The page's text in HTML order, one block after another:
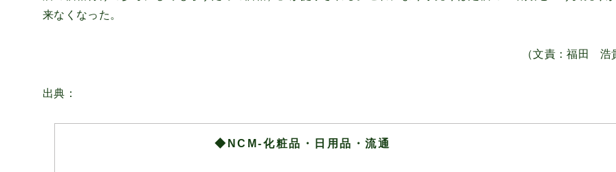
来なくなった。
（文責：福田 浩
出典：
◆NCM-化粧品・日用品・流通